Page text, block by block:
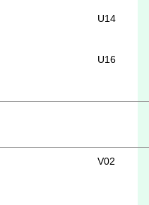
U14
U16
V02